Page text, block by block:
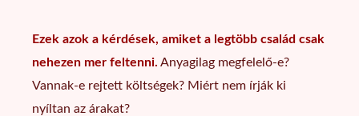
Ezek azok a kérdések, amiket a legtöbb család csak
nehezen mer feltenni. Anyagilag megfelelő-e?
Vannak-e rejtett költségek? Miért nem írják ki
nyíltan az árakat?